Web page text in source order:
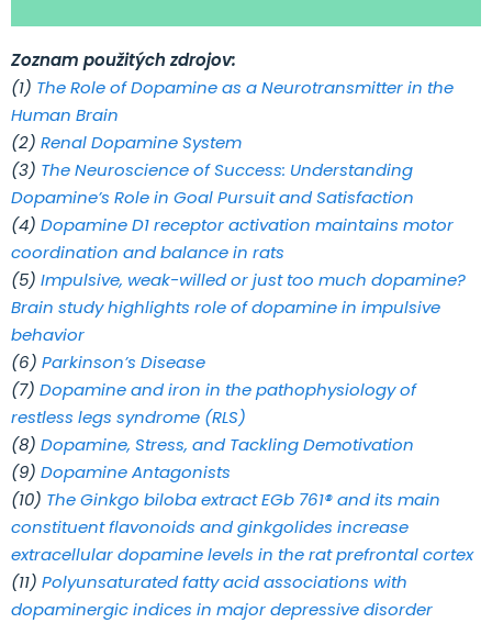
Zoznam použitých zdrojov:
(1) The Role of Dopamine as a Neurotransmitter in the
Human Brain
(2) Renal Dopamine System
(3) The Neuroscience of Success: Understanding
Dopamine’s Role in Goal Pursuit and Satisfaction
(4) Dopamine D1 receptor activation maintains motor
coordination and balance in rats
(5) Impulsive, weak-willed or just too much dopamine?
Brain study highlights role of dopamine in impulsive
behavior
(6) Parkinson’s Disease
(7) Dopamine and iron in the pathophysiology of
restless legs syndrome (RLS)
(8) Dopamine, Stress, and Tackling Demotivation
(9) Dopamine Antagonists
(10) The Ginkgo biloba extract EGb 761® and its main
constituent flavonoids and ginkgolides increase
extracellular dopamine levels in the rat prefrontal cortex
(11) Polyunsaturated fatty acid associations with
dopaminergic indices in major depressive disorder